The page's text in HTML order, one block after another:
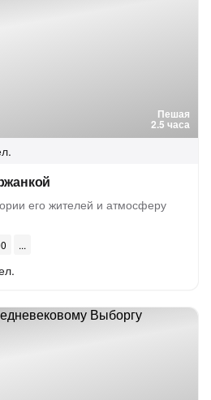
Пешая
2.5 часа
его жителей и атмосферу